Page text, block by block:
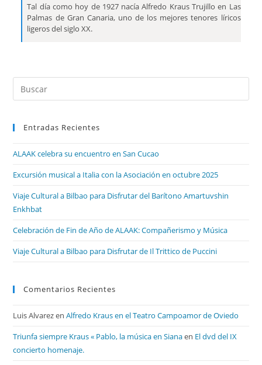
Tal día como hoy de 1927 nacía Alfredo Kraus Trujillo en Las
Palmas de Gran Canaria, uno de los mejores tenores líricos
ligeros del siglo XX.
Entradas Recientes
ALAAK celebra su encuentro en San Cucao
Excursión musical a Italia con la Asociación en octubre 2025
Viaje Cultural a Bilbao para Disfrutar del Barítono Amartuvshin
Enkhbat
Celebración de Fin de Año de ALAAK: Compañerismo y Música
Viaje Cultural a Bilbao para Disfrutar de Il Trittico de Puccini
Comentarios Recientes
Luis AlvarezenAlfredo Kraus en el Teatro Campoamor de Oviedo
Triunfa siempre Kraus « Pablo, la música en Sianaen El dvd del IX
concierto homenaje.